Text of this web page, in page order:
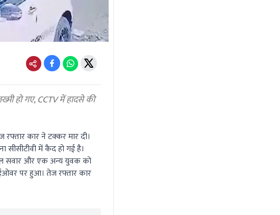
हो गए, CCTV में हादसे की
कार ने टक्कर मार दी।
सीसीटीवी में कैद हो गई है।
सवार और एक अन्य युवक को
पर हुआ। तेज रफ्तार कार